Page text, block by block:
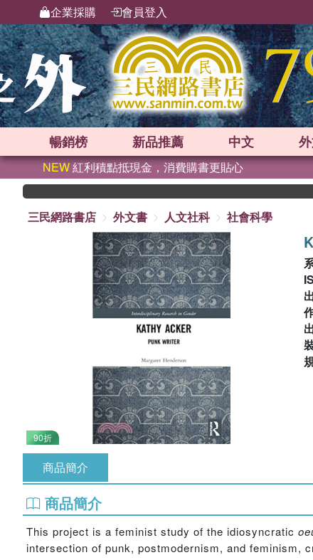
企業採購 會員登入
暢銷榜 新品推薦 中文
NEW紅利積點抵現金，消費購書更貼心
三民網路書店
外文書 人文社科 社會科學
90折
商品簡介
商品簡介
This project is a feminist study of the idiosyncratic
intersection of punk, postmodernism, and feminism,